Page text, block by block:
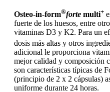
Osteo-in-form®forte multi+
fuerte de los huesos, entre
vitaminas D3 y K2. Para un
dosis más altas y otros
adicional le proporciona
mejor calidad y composición
son características típicas de
(principio de 2 x 2 cápsulas)
uniforme durante 24 horas.